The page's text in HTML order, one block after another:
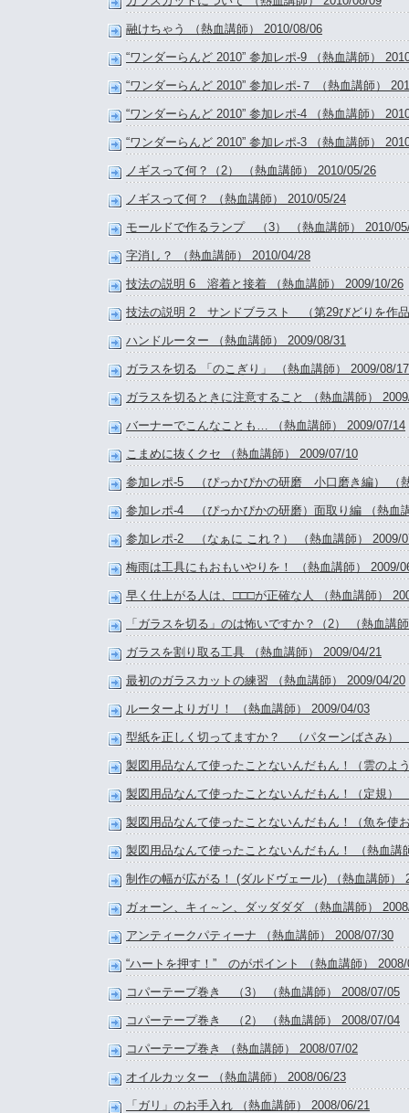
融けちゃう （熱血講師） 2010/08/06
“ワンダーらんど 2010” 参加レポ-9 （熱血講師）
“ワンダーらんど 2010” 参加レポ-７ （熱血講師）
“ワンダーらんど 2010” 参加レポ-4 （熱血講師）
“ワンダーらんど 2010” 参加レポ-3 （熱血講師）
ノギスって何？（2） （熱血講師） 2010/05/26
ノギスって何？ （熱血講師） 2010/05/24
モールドで作るランプ （3） （熱血講師） 2010/
字消し？ （熱血講師） 2010/04/28
技法の説明 6 溶着と接着 （熱血講師） 2009/10/26
技法の説明 2 サンドブラスト （第29びどりを作
ハンドルーター （熱血講師） 2009/08/31
ガラスを切る 「のこぎり」 （熱血講師） 2009/08/17
ガラスを切るときに注意すること （熱血講師）
バーナーでこんなことも… （熱血講師） 2009/07/14
こまめに抜くクセ （熱血講師） 2009/07/10
参加レポ-5 （ぴっかぴかの研磨 小口磨き編） （
参加レポ-4 （ぴっかぴかの研磨）面取り編 （熱血
参加レポ-2 （なぁに これ？） （熱血講師） 2009/
梅雨は工具にもおもいやりを！ （熱血講師） 2009/
早く仕上がる人は、□□□が正確な人 （熱血講師）
「ガラスを切る」のは怖いですか？（2） （熱血講
ガラスを割り取る工具 （熱血講師） 2009/04/21
最初のガラスカットの練習 （熱血講師） 2009/04/20
ルーターよりガリ！ （熱血講師） 2009/04/03
型紙を正しく切ってますか？ （パターンばさみ）
製図用品なんて使ったことないんだもん！（雲のよ
製図用品なんて使ったことないんだもん！（定規）
製図用品なんて使ったことないんだもん！（魚を使
製図用品なんて使ったことないんだもん！ （熱血講
制作の幅が広がる！ (ダルドヴェール) （熱血講師）
ガォーン、キィ～ン、ダッダダダ （熱血講師）
アンティークパティーナ （熱血講師） 2008/07/30
“ハートを押す！” のがポイント （熱血講師）
コパーテープ巻き （3） （熱血講師） 2008/07/05
コパーテープ巻き （2） （熱血講師） 2008/07/04
コパーテープ巻き （熱血講師） 2008/07/02
オイルカッター （熱血講師） 2008/06/23
「ガリ」のお手入れ （熱血講師） 2008/06/21